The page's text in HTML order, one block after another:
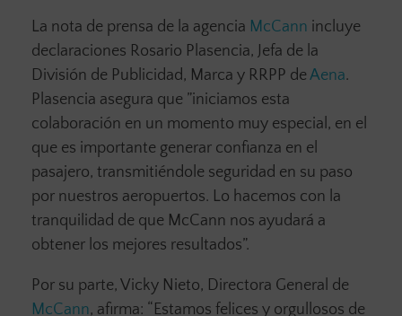
La nota de prensa de la agencia McCann incluye
declaraciones Rosario Plasencia, Jefa de la
División de Publicidad, Marca y RRPP de Aena.
Plasencia asegura que ”iniciamos esta
colaboración en un momento muy especial, en el
que es importante generar confianza en el
pasajero, transmitiéndole seguridad en su paso
por nuestros aeropuertos. Lo hacemos con la
tranquilidad de que McCann nos ayudará a
obtener los mejores resultados”.
Por su parte, Vicky Nieto, Directora General de
McCann, afirma: “Estamos felices y orgullosos de